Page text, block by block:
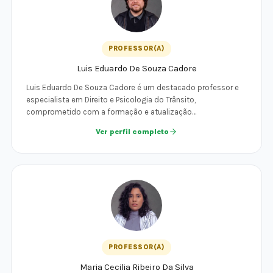
PROFESSOR(A)
Luis Eduardo De Souza Cadore
Luis Eduardo De Souza Cadore é um destacado professor e
especialista em Direito e Psicologia do Trânsito,
comprometido com a formação e atualização…
Ver perfil completo
PROFESSOR(A)
Maria Cecilia Ribeiro Da Silva